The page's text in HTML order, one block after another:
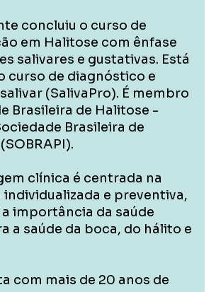
concluiu o curso de
em Halitose com ênfase
salivares e gustativas. Está
curso de diagnóstico e
(SalivaPro). É membro
Brasileira de Halitose -
Brasileira de
clínica é centrada na
e preventiva,
importância da saúde
a saúde da boca, do hálito e
com mais de 20 anos de